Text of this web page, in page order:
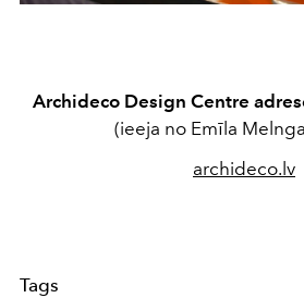
Archideco Design Centre
(ieeja no Emīla
archideco.lv
Tags